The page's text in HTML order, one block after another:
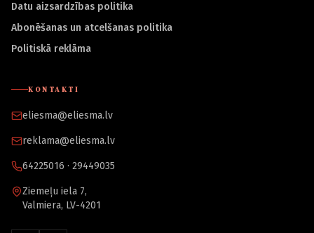
Datu aizsardzības politika
Abonēšanas un atcelšanas politika
Politiskā reklāma
KONTAKTI
eliesma@eliesma.lv
reklama@eliesma.lv
64225016 · 29449035
Ziemeļu iela 7,
Valmiera, LV-4201